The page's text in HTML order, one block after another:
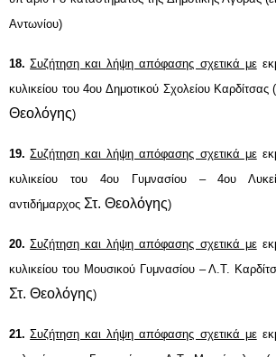
Αντωνίου)
18. Συζήτηση και λήψη απόφασης σχετικά με
κυλικείου του4ου Δημοτικού Σχολείου Καρδίτσας
Θεολόγης)
19. Συζήτηση και λήψη απόφασης σχετικά με
κυλικείου του 4ου Γυμνασίου – 4ου
αντιδήμαρχος Στ. Θεολόγης)
20. Συζήτηση και λήψη απόφασης σχετικά με
κυλικείου του Μουσικού Γυμνασίου – Λ.Τ.
Στ. Θεολόγης)
21. Συζήτηση και λήψη απόφασης σχετικά με